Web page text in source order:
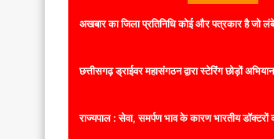
अखबार का जिला प्रतिनिधि कोई और पत्रकार है जो
छत्तीसगढ़ ड्राईवर महासंगठन द्वारा स्टेरिंग छोड़ों
राज्यपाल : सेवा, समर्पण भाव के कारण भारतीय